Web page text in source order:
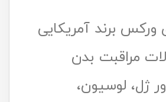
ورکس برند آمریکایی
مراقبت بدن
ژل، لوسیون،